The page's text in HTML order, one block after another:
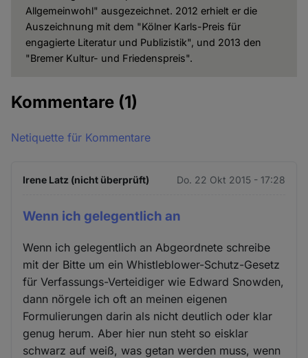
Allgemeinwohl" ausgezeichnet. 2012 erhielt er die
Auszeichnung mit dem "Kölner Karls-Preis für
engagierte Literatur und Publizistik", und 2013 den
"Bremer Kultur- und Friedenspreis".
Kommentare (1)
Netiquette für Kommentare
Irene Latz (nicht überprüft) Do. 22 Okt 2015 - 17:28
Wenn ich gelegentlich an
Wenn ich gelegentlich an Abgeordnete schreibe
mit der Bitte um ein Whistleblower-Schutz-Gesetz
für Verfassungs-Verteidiger wie Edward Snowden,
dann nörgele ich oft an meinen eigenen
Formulierungen darin als nicht deutlich oder klar
genug herum. Aber hier nun steht so eisklar
schwarz auf weiß, was getan werden muss, wenn